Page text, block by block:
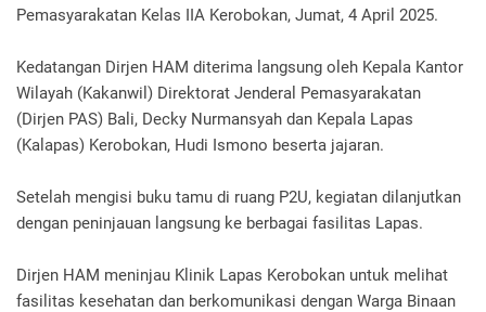
Pemasyarakatan Kelas IIA Kerobokan, Jumat, 4 April 2025.
Kedatangan Dirjen HAM diterima langsung oleh Kepala Kantor
Wilayah (Kakanwil) Direktorat Jenderal Pemasyarakatan
(Dirjen PAS) Bali, Decky Nurmansyah dan Kepala Lapas
(Kalapas) Kerobokan, Hudi Ismono beserta jajaran.
Setelah mengisi buku tamu di ruang P2U, kegiatan dilanjutkan
dengan peninjauan langsung ke berbagai fasilitas Lapas.
Dirjen HAM meninjau Klinik Lapas Kerobokan untuk melihat
fasilitas kesehatan dan berkomunikasi dengan Warga Binaan